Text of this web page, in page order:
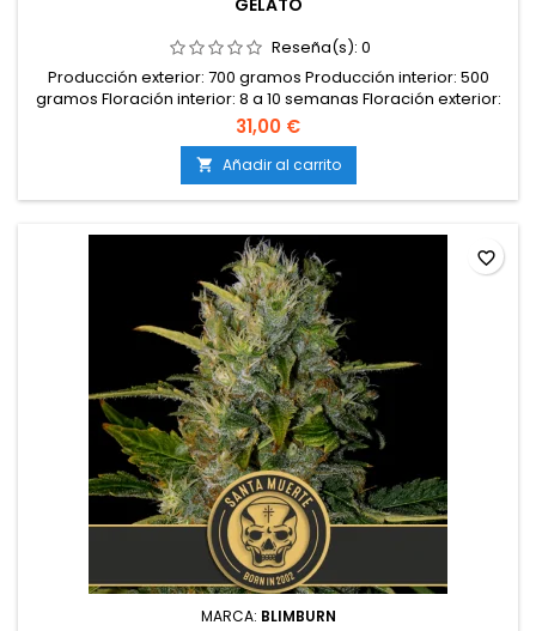
GELATO
Reseña(s): 0
Producción exterior: 700 gramos Producción interior: 500
gramos Floración interior: 8 a 10 semanas Floración exterior:
No Tipo: Híbrida Genética: Sunset Shebert x Thin Mint Girl
Scout Cookies Efectos: No Feminizada: Sí Altura: 1,6 - 2 metros
CBD: No Sabor: No THC: más de 27%
31,00 €
 Añadir al carrito
MARCA: BLIMBURN
favorite_border